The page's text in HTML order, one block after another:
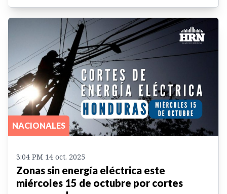
NACIONALES
3:04 PM 14 oct. 2025
Zonas sin energía eléctrica este
miércoles 15 de octubre por cortes